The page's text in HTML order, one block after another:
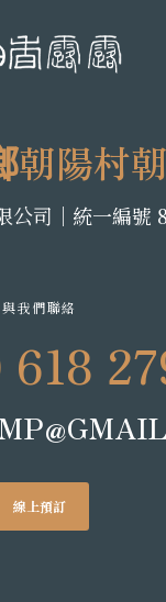
朝陽村
公司│統一編號
與我們聯絡
線上預訂